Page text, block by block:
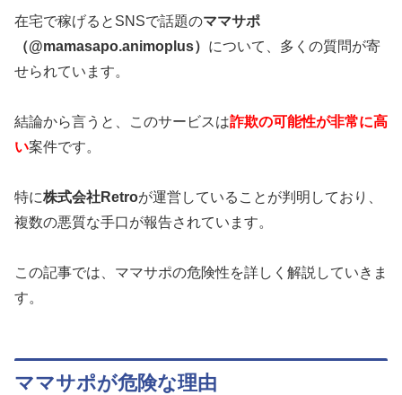
在宅で稼げるとSNSで話題のママサポ
（@mamasapo.animoplus） について、多くの質問が寄
せられています。
結論から言うと、このサービスは詐欺の可能性が非常に高
い案件です。
特に株式会社Retroが運営していることが判明しており、
複数の悪質な手口が報告されています。
この記事では、ママサポの危険性を詳しく解説していきま
す。
ママサポが危険な理由